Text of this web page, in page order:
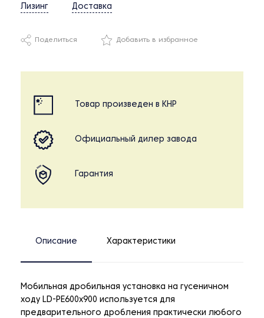
Лизинг Доставка
Поделиться Добавить в избранное
Товар произведен в КНР
Официальный дилер завода
Гарантия
Описание Характеристики
Мобильная дробильная установка на гусеничном
ходу LD-PE600x900 используется для
предварительного дробления практически любого